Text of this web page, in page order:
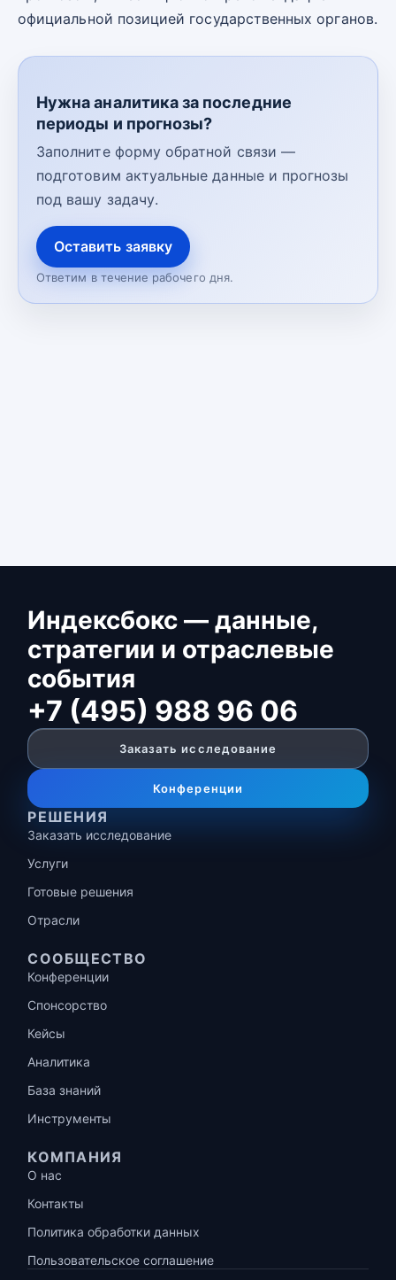
официальной позицией государственных органов.
Нужна аналитика за последние
периоды и прогнозы?
Заполните форму обратной связи —
подготовим актуальные данные и прогнозы
под вашу задачу.
Оставить заявку
Ответим в течение рабочего дня.
Индексбокс — данные,
стратегии и отраслевые
события
+7 (495) 988 96 06
Заказать исследование
Конференции
РЕШЕНИЯ
Заказать исследование
Услуги
Готовые решения
Отрасли
СООБЩЕСТВО
Конференции
Спонсорство
Кейсы
Аналитика
База знаний
Инструменты
КОМПАНИЯ
О нас
Контакты
Политика обработки данных
Пользовательское соглашение